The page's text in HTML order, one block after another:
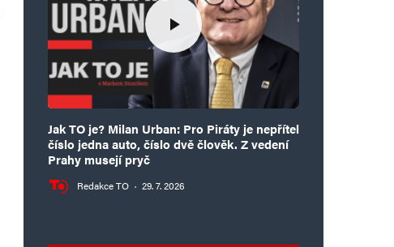
Jak TO je? Milan Urban: Pro Piráty je nepřítel
číslo jedna auto, číslo dvě člověk. Z vedení
Prahy musejí pryč
Redakce TO · 29. 7. 2026